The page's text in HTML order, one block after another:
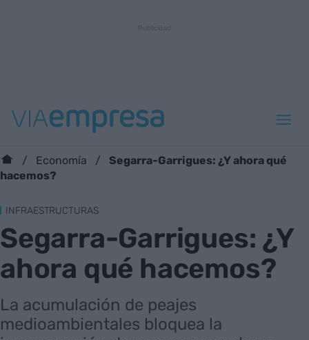
Economía
Segarra-Garrigues: ¿Y ahora qué
hacemos?
INFRAESTRUCTURAS
Segarra-Garrigues: ¿Y
ahora qué hacemos?
La acumulación de peajes
medioambientales bloquea la